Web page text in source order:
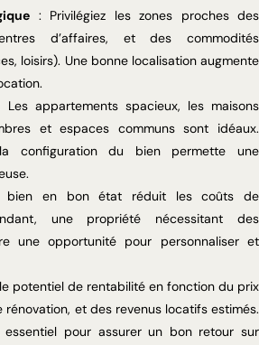
: Privilégiez les zones proches des
d’affaires, et des commodités
loisirs). Une bonne localisation augmente
Les appartements spacieux, les maisons
et espaces communs sont idéaux.
configuration du bien permette une
bien en bon état réduit les coûts de
une propriété nécessitant des
une opportunité pour personnaliser et
le potentiel de rentabilité en fonction du prix
rénovation, et des revenus locatifs estimés.
pour assurer un bon retour sur